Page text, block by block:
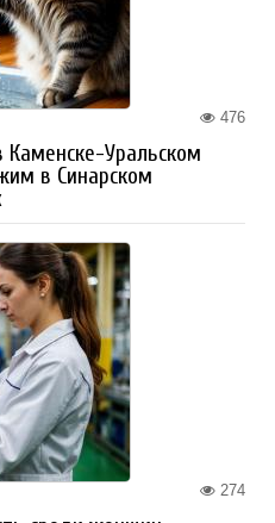
476
Уральском
в Синарском
274